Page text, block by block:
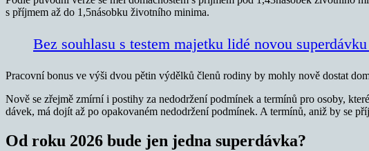
s příjmem až do 1,5násobku životního minima.
Bez souhlasu s testem majetku lidé novou
Pracovní bonus ve výši dvou pětin výdělků členů rodiny by mohly nově dostat
Nově se zřejmě zmírní i postihy za nedodržení podmínek a termínů pro osoby,
dávek, má dojít až po opakovaném nedodržení podmínek. A termínů, aniž by se
Od roku 2026 bude jen jedna superdávka?